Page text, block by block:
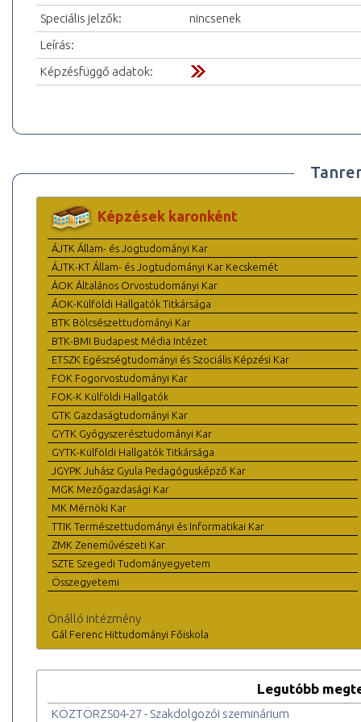
Speciális jelzők:
nincsenek
Leírás:
Képzésfüggő adatok:
Képzések karonként
ÁJTK Állam- és Jogtudományi Kar
ÁJTK-KT Állam- és Jogtudományi Kar Kecskemét
ÁOK Általános Orvostudományi Kar
ÁOK-Külföldi Hallgatók Titkársága
BTK Bölcsészettudományi Kar
BTK-BMI Budapest Média Intézet
ETSZK Egészségtudományi és Szociális Képzési Kar
FOK Fogorvostudományi Kar
FOK-K Külföldi Hallgatók
GTK Gazdaságtudományi Kar
GYTK Gyógyszerésztudományi Kar
GYTK-Külföldi Hallgatók Titkársága
JGYPK Juhász Gyula Pedagógusképző Kar
MGK Mezőgazdasági Kar
MK Mérnöki Kar
TTIK Természettudományi és Informatikai Kar
ZMK Zeneművészeti Kar
SZTE Szegedi Tudományegyetem
Összegyetemi
Önálló intézmény
Gál Ferenc Hittudományi Főiskola
Legutóbb
KÖZTÖRZS04-27 - Szakdolgozói szeminárium